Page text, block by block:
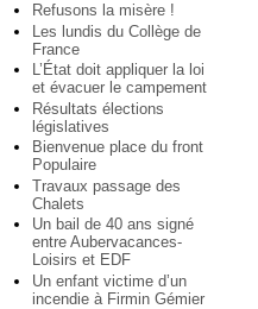
Refusons la misère !
Les lundis du Collège de
France
L’État doit appliquer la loi
et évacuer le campement
Résultats élections
législatives
Bienvenue place du front
Populaire
Travaux passage des
Chalets
Un bail de 40 ans signé
entre Aubervacances-
Loisirs et EDF
Un enfant victime d’un
incendie à Firmin Gémier